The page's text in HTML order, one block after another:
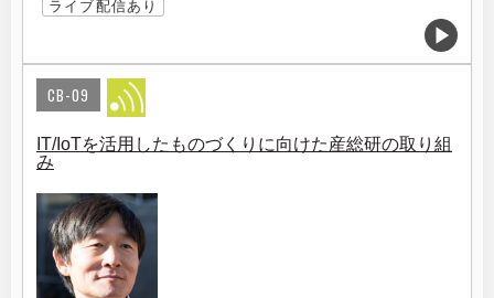
ライブ配信あり
CB-09
IT/IoTを活用したものづくりに向けた産総研の取り組
み